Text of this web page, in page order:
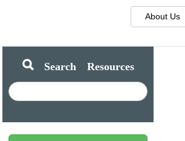
About Us
Search Resources